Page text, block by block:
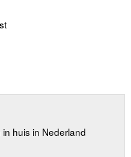
huis in Nederland